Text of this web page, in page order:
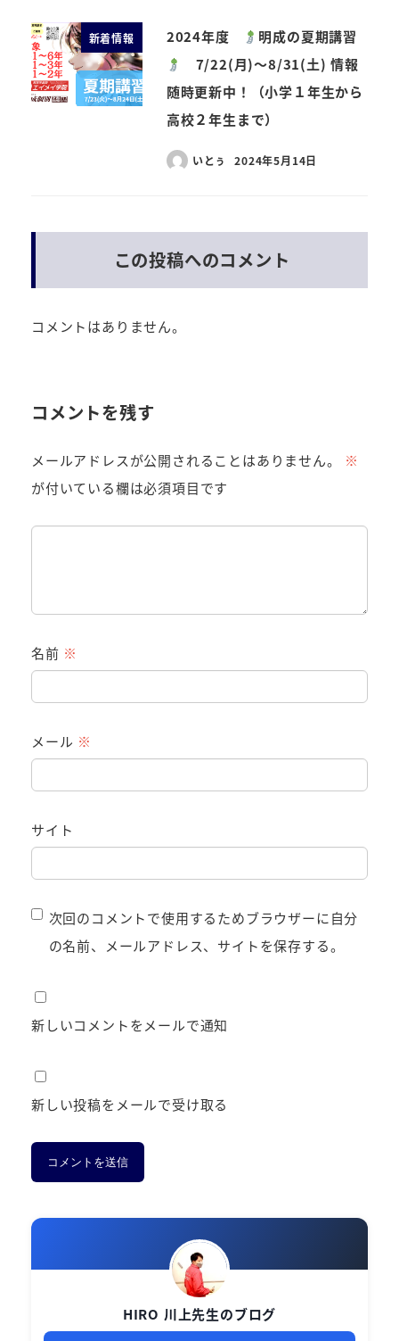
新着情報 2024年度
明成の夏期講習
7/22(月)～8/31(土) 情報
随時更新中！（小学１年生から
高校２年生まで）
いとぅ 2024年5月14日
この投稿へのコメント
コメントはありません。
コメントを残す
メールアドレスが公開されることはありません。
※
が付いている欄は必須項目です
名前 ※
メール ※
サイト
次回のコメントで使用するためブラウザーに自分
の名前、メールアドレス、サイトを保存する。
新しいコメントをメールで通知
新しい投稿をメールで受け取る
HIRO 川上先生のブログ